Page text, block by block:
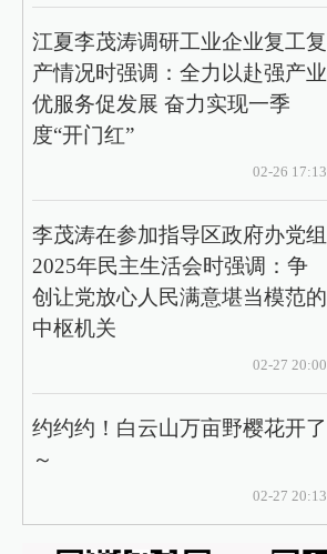
江夏李茂涛调研工业企业复工复
产情况时强调：全力以赴强产业
优服务促发展 奋力实现一季
度“开门红”
02-26 17:13
李茂涛在参加指导区政府办党组
2025年民主生活会时强调：争
创让党放心人民满意堪当模范的
中枢机关
02-27 20:00
约约约！白云山万亩野樱花开了
～
02-27 20:13